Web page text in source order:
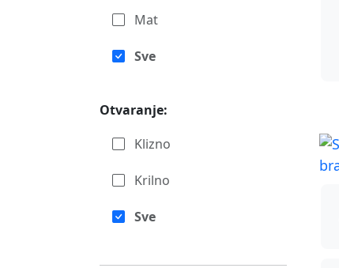
Mat
Sve
Otvaranje:
Klizno
Krilno
Sve